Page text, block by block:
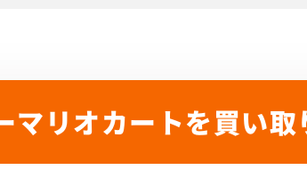
マリオカートを買い